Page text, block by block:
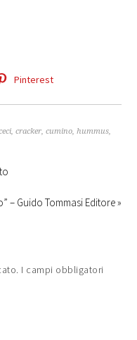
Pinterest
,cracker,cumino,hummus,
– Guido Tommasi Editore »
I campi obbligatori